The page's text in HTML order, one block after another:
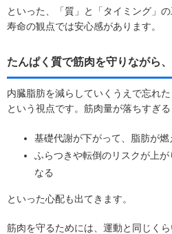
といった、「質」と「タイミング」
寿命の観点では安心感があります。
たんぱく質で筋肉を守りながら
内臓脂肪を減らしていくうえで忘れ
という視点です。筋肉量が落ちすぎる
基礎代謝が下がって、脂肪が燃
ふらつきや転倒のリスクが上
なる
といった心配も出てきます。
筋肉を守るためには、運動と同じく